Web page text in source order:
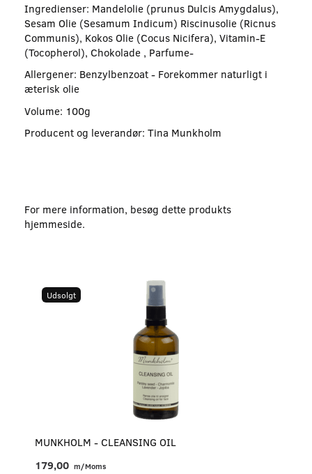
Ingredienser: Mandelolie (prunus Dulcis Amygdalus),
Sesam Olie (Sesamum Indicum) Riscinusolie (Ricnus
Communis), Kokos Olie (Cocus Nicifera), Vitamin-E
(Tocopherol), Chokolade , Parfume-
Allergener: Benzylbenzoat - Forekommer naturligt i
æterisk olie
Volume: 100g
Producent og leverandør: Tina Munkholm
For mere information, besøg dette produkts
hjemmeside.
Udsolgt
MUNKHOLM - CLEANSING OIL
179,00 m/Moms